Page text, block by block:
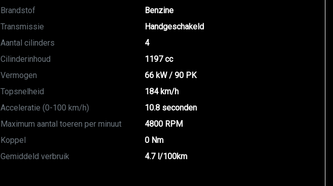
Brandstof
Benzine
Transmissie
Handgeschakeld
Aantal cilinders
4
Cilinderinhoud
1197 cc
Vermogen
66 kW / 90 PK
Topsnelheid
184 km/h
Acceleratie (0-100 km/h)
10.8 seconden
Maximum aantal toeren per minuut
4800 RPM
Koppel
0 Nm
Gemiddeld verbruik
4.7 l/100km